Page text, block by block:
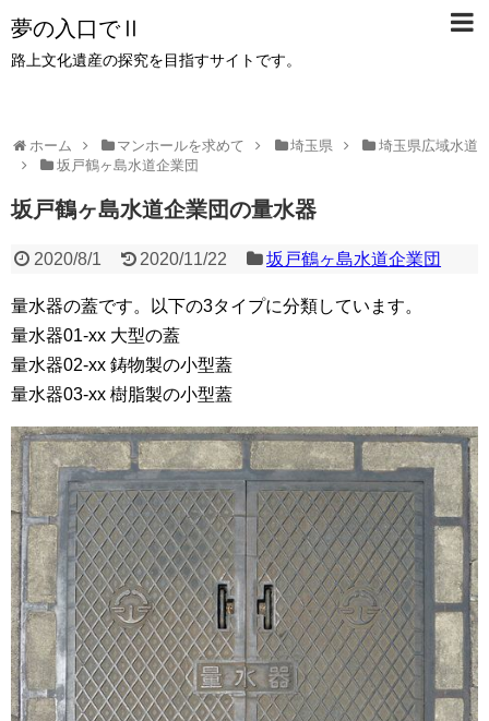
夢の入口でⅡ
路上文化遺産の探究を目指すサイトです。
ホーム マンホールを求めて 埼玉県
埼玉県広域水道
坂戸鶴ヶ島水道企業団
坂戸鶴ヶ島水道企業団の量水器
2020/8/1 2020/11/22 坂戸鶴ヶ島水道企業団
量水器の蓋です。以下の3タイプに分類しています。
量水器01-xx 大型の蓋
量水器02-xx 鋳物製の小型蓋
量水器03-xx 樹脂製の小型蓋